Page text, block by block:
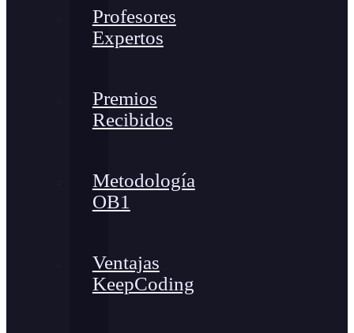
Profesores
Expertos
Premios
Recibidos
Metodología
OB1
Ventajas
KeepCoding